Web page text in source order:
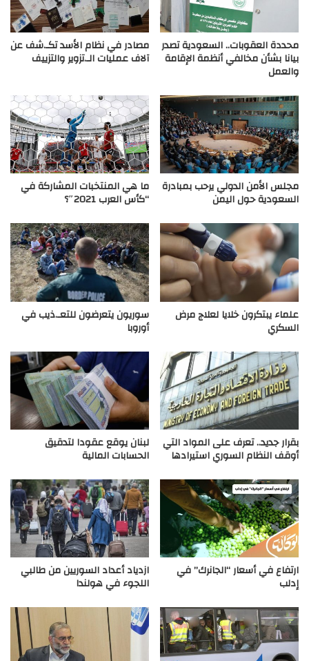
محددة العقوبات.. السعودية تصدر
بيانا بشأن مخالفي أنظمة الإقامة
والعمل
مصادر في نظام الأسد تكـ.شف عن
آلاف عمليات الـ.تزوير والتزييف
مجلس الأمن الدولي يرحب بمبادرة
السعودية حول اليمن
ما هي المنتخبات المشاركة في
“كأس العرب 2021″؟
علماء يبتكرون خلايا لعلاج مرض
السكري
سوريون يتعرضون للتعـ.ذيب في
أوروبا
بقرار جديد.. تعرف على المواد التي
أوقف النظام السوري استيرادها
لبنان يوقع عقودا لتدقيق
الحسابات المالية
ارتفاع في أسعار “الجانرك” في
إدلب
ازدياد أعداد السوريين من طالبي
اللجوء في هولندا